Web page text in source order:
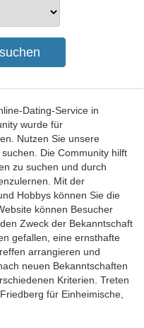
Dating-Service in
wurde für
Nutzen Sie unsere
Die Community hilft
zu suchen und durch
Mit der
Hobbys können Sie die
können Besucher
Zweck der Bekanntschaft
gefallen, eine ernsthafte
arrangieren und
neuen Bekanntschaften
Kriterien. Treten
für Einheimische,